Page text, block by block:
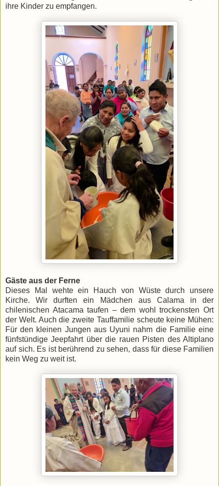
ihre Kinder zu empfangen.
Gäste aus der Ferne
Dieses Mal wehte ein Hauch von Wüste durch unsere
Kirche. Wir durften ein Mädchen aus Calama in der
chilenischen Atacama taufen – dem wohl trockensten Ort
der Welt. Auch die zweite Tauffamilie scheute keine Mühen:
Für den kleinen Jungen aus Uyuni nahm die Familie eine
fünfstündige Jeepfahrt über die rauen Pisten des Altiplano
auf sich. ​Es ist berührend zu sehen, dass für diese Familien
kein Weg zu weit ist.